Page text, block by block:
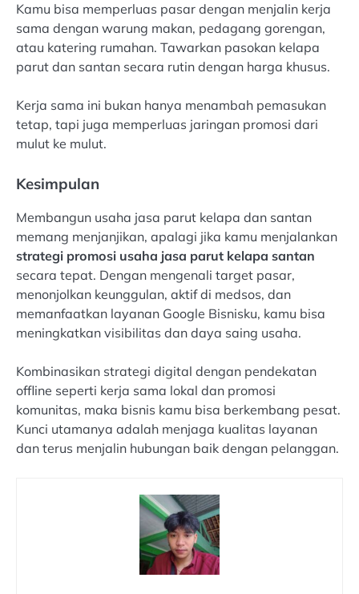
Kamu bisa memperluas pasar dengan menjalin kerja
sama dengan warung makan, pedagang gorengan,
atau katering rumahan. Tawarkan pasokan kelapa
parut dan santan secara rutin dengan harga khusus.
Kerja sama ini bukan hanya menambah pemasukan
tetap, tapi juga memperluas jaringan promosi dari
mulut ke mulut.
Kesimpulan
Membangun usaha jasa parut kelapa dan santan
memang menjanjikan, apalagi jika kamu menjalankan
strategi promosi usaha jasa parut kelapa santan
secara tepat. Dengan mengenali target pasar,
menonjolkan keunggulan, aktif di medsos, dan
memanfaatkan layanan Google Bisnisku, kamu bisa
meningkatkan visibilitas dan daya saing usaha.
Kombinasikan strategi digital dengan pendekatan
offline seperti kerja sama lokal dan promosi
komunitas, maka bisnis kamu bisa berkembang pesat.
Kunci utamanya adalah menjaga kualitas layanan
dan terus menjalin hubungan baik dengan pelanggan.